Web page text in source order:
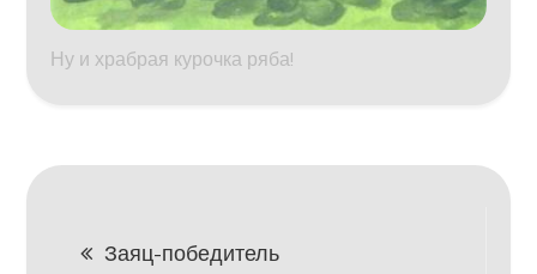
Ну и храбрая курочка ряба!
Навигация
Заяц-победитель